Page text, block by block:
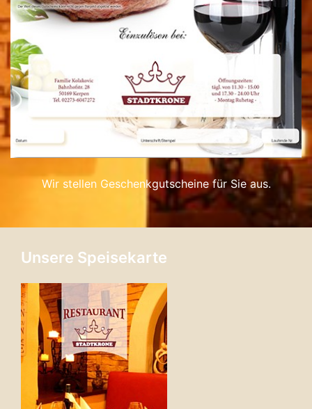
Wir stellen Geschenkgutscheine für Sie aus.
Unsere Speisekarte